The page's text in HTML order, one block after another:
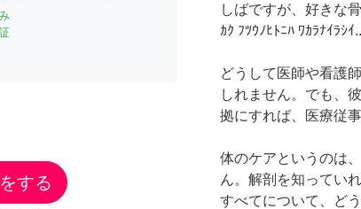
する
しばですが、好きな
ｶｸ ﾌﾂｳﾉﾋﾄﾆﾊ ﾜｶﾗﾅｲﾗｼｲ
どうして医師や看護
しれません。でも、
拠にすれば、医療従
体のケアというのは
ん。解剖を知ってい
すべてについて、ど